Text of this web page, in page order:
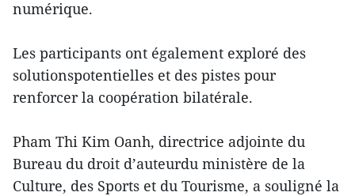
numérique.
Les participants ont également exploré des
solutionspotentielles et des pistes pour
renforcer la coopération bilatérale.
Pham Thi Kim Oanh, directrice adjointe du
Bureau du droit d’auteurdu ministère de la
Culture, des Sports et du Tourisme, a souligné la